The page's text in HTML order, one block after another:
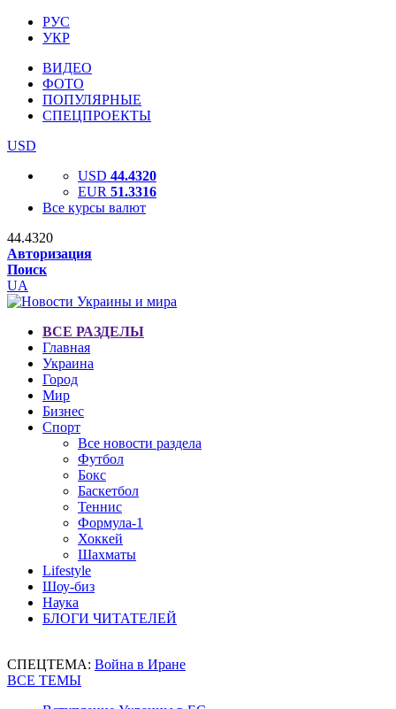
РУС
УКР
ВИДЕО
ФОТО
ПОПУЛЯРНЫЕ
СПЕЦПРОЕКТЫ
USD
USD 44.4320
EUR 51.3316
Все курсы валют
44.4320
Авторизация
Поиск
UA
ВСЕ РАЗДЕЛЫ
Главная
Украина
Город
Мир
Бизнес
Спорт
Все новости раздела
Футбол
Бокс
Баскетбол
Теннис
Формула-1
Хоккей
Шахматы
Lifestyle
Шоу-биз
Наука
БЛОГИ ЧИТАТЕЛЕЙ
СПЕЦТЕМА: Война в Иране
ВСЕ ТЕМЫ